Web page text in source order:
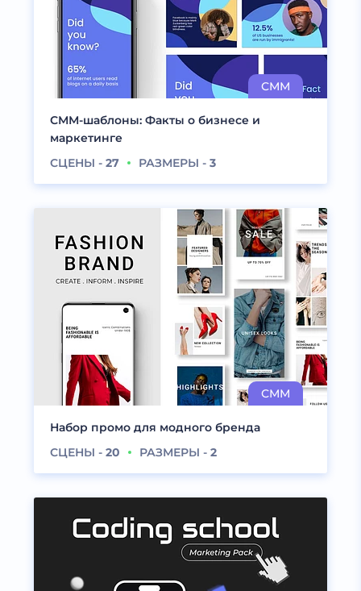
СММ-шаблоны: Факты о бизнесе и
маркетинге
СЦЕНЫ - 27 РАЗМЕРЫ - 3
Набор промо для модного бренда
СЦЕНЫ - 20 РАЗМЕРЫ - 2